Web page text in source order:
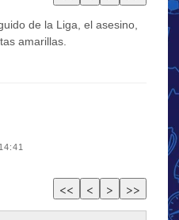
de la Liga, el asesino,
amarillas.